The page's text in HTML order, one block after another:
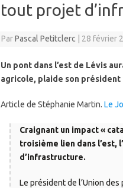
tout projet
ParPascal Petitclerc 28 février
Un pont dans l’est de Lévis
agricole, plaide son président
Article de Stéphanie Martin. Le
Craignant un impact «
troisième lien dans l’est,
d’infrastructure.
Le président de l’Union des